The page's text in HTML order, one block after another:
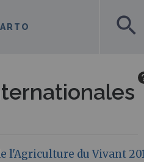
search
l'Agriculture du Vivant